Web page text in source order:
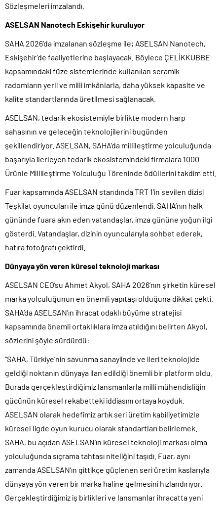
Sözleşmeleri imzalandı.
ASELSAN Nanotech Eskişehir kuruluyor
SAHA 2026’da imzalanan sözleşme ile; ASELSAN Nanotech,
Eskişehir’de faaliyetlerine başlayacak. Böylece ÇELİKKUBBE
kapsamındaki füze sistemlerinde kullanılan seramik
radomların yerli ve milli imkânlarla, daha yüksek kapasite ve
kalite standartlarında üretilmesi sağlanacak.
ASELSAN, tedarik ekosistemiyle birlikte modern harp
sahasının ve geleceğin teknolojilerini bugünden
şekillendiriyor. ASELSAN, SAHA’da millileştirme yolculuğunda
başarıyla ilerleyen tedarik ekosistemindeki firmalara 1000
Ürünle Millileştirme Yolculuğu Töreninde ödüllerini takdim etti.
Fuar kapsamında ASELSAN standında TRT 1’in sevilen dizisi
Teşkilat oyuncuları ile imza günü düzenlendi. SAHA’nın halk
gününde fuara akın eden vatandaşlar, imza gününe yoğun ilgi
gösterdi. Vatandaşlar, dizinin oyuncularıyla sohbet ederek,
hatıra fotoğrafı çektirdi.
Dünyaya yön veren küresel teknoloji markası
ASELSAN CEO’su Ahmet Akyol, SAHA 2026’nın şirketin küresel
marka yolculuğunun en önemli yapıtaşı olduğuna dikkat çekti.
SAHA’da ASELSAN’ın ihracat odaklı büyüme stratejisi
kapsamında önemli ortaklıklara imza atıldığını belirten Akyol,
sözlerini şöyle sürdürdü:
“SAHA, Türkiye’nin savunma sanayiinde ve ileri teknolojide
geldiği noktanın dünyaya ilan edildiği önemli bir platform oldu.
Burada gerçekleştirdiğimiz lansmanlarla milli mühendisliğin
gücünün küresel rekabetteki iddiasını ortaya koyduk.
ASELSAN olarak hedefimiz artık seri üretim kabiliyetimizle
küresel ligde oyun kurucu olarak standartları belirlemek.
SAHA, bu açıdan ASELSAN’ın küresel teknoloji markası olma
yolculuğunda sıçrama tahtası niteliğini taşıdı. Fuar, aynı
zamanda ASELSAN’ın gittikçe güçlenen seri üretim kaslarıyla
dünyaya yön veren bir marka haline gelmesini hızlandırıyor.
Gerçekleştirdiğimiz iş birlikleri ve lansmanlar ihracatta yeni